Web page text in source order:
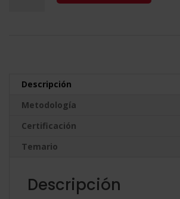
Criminología:
Diplomado
Psicología
Forense
Diplomado
Descripción
Metodología
Certificación
Temario
Descripción